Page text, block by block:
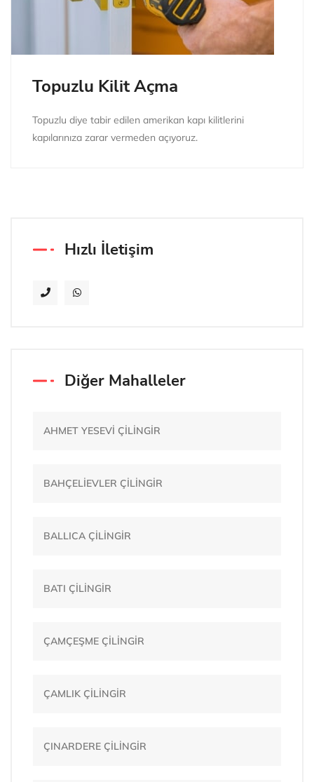
Topuzlu Kilit Açma
Topuzlu diye tabir edilen amerikan kapı kilitlerini
kapılarınıza zarar vermeden açıyoruz.
Hızlı İletişim
Diğer Mahalleler
AHMET YESEVİ ÇİLİNGİR
BAHÇELİEVLER ÇİLİNGİR
BALLICA ÇİLİNGİR
BATI ÇİLİNGİR
ÇAMÇEŞME ÇİLİNGİR
ÇAMLIK ÇİLİNGİR
ÇINARDERE ÇİLİNGİR